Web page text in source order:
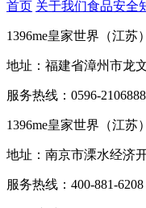
首页 关于我们食品安全
1396me皇家世界（江苏
地址：福建省漳州市龙
服务热线：0596-2106888
1396me皇家世界（江苏
地址：南京市溧水经济
服务热线：400-881-6208